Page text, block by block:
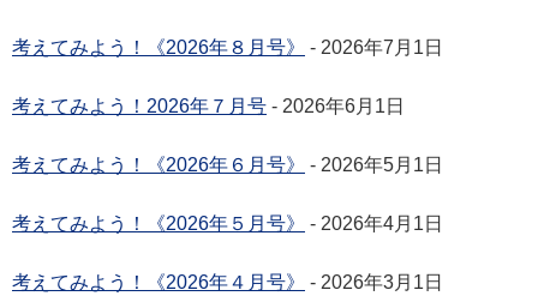
考えてみよう！《2026年８月号》 - 2026年7月1日
考えてみよう！2026年７月号 - 2026年6月1日
考えてみよう！《2026年６月号》 - 2026年5月1日
考えてみよう！《2026年５月号》 - 2026年4月1日
考えてみよう！《2026年４月号》 - 2026年3月1日